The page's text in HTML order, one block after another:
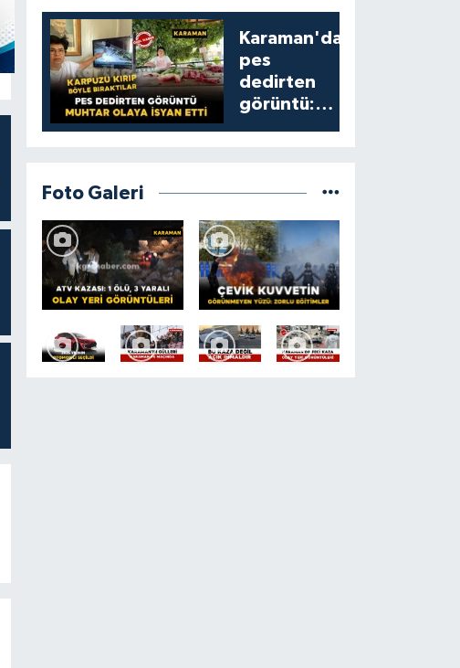
Adresi
Oyununa
Müdür Dur
Diyecek mi?
Karaman'da
pes
dedirten
görüntü:
artıklarını
bıraktılar
Foto Galeri